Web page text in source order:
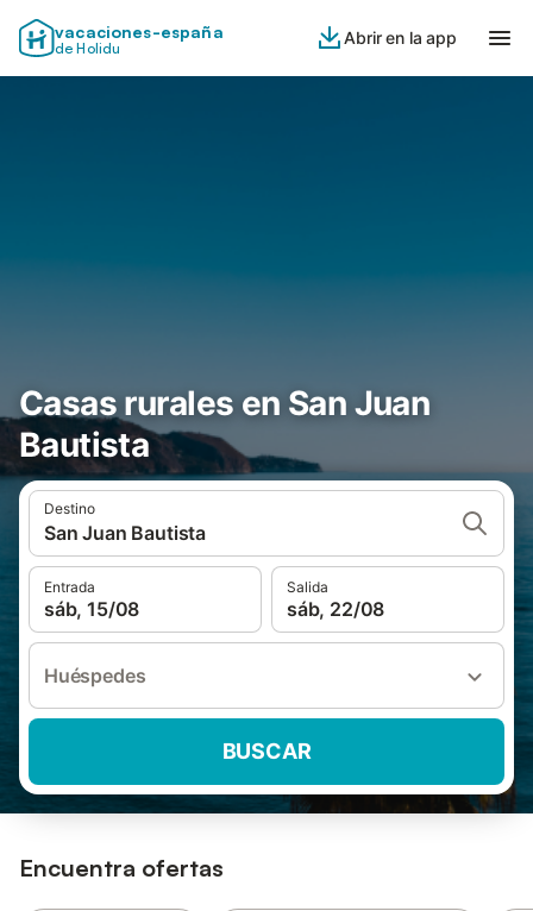
vacaciones-españa
de Holidu
Abrir en la app
Casas rurales en San Juan
Bautista
Destino
San Juan Bautista
Entrada
sáb, 15/08
Salida
sáb, 22/08
Huéspedes
BUSCAR
Encuentra ofertas